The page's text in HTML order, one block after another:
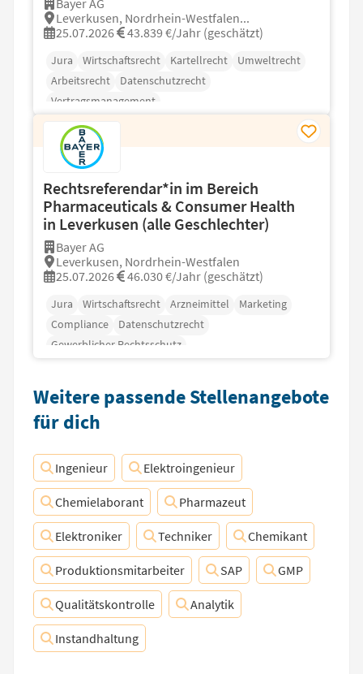
Bayer AG
Leverkusen, Nordrhein-Westfalen...
25.07.2026
43.839 €/Jahr (geschätzt)
Jura Wirtschaftsrecht Kartellrecht
Umweltrecht
Arbeitsrecht
Datenschutzrecht
Vertragsmanagement
Rechtsreferendar*in im Bereich
Pharmaceuticals & Consumer Health
in Leverkusen (alle Geschlechter)
Bayer AG
Leverkusen, Nordrhein-Westfalen
25.07.2026
46.030 €/Jahr (geschätzt)
Jura Wirtschaftsrecht Arzneimittel
Marketing
Compliance
Datenschutzrecht
Gewerblicher Rechtsschutz
Weitere passende Stellenangebote
für dich
Ingenieur Elektroingenieur
Chemielaborant Pharmazeut
Elektroniker Techniker Chemikant
Produktionsmitarbeiter SAP GMP
Qualitätskontrolle Analytik
Instandhaltung